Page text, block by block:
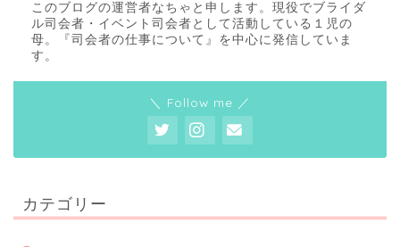
このブログの運営者なちゃと申します。現役でブライダ
ル司会者・イベント司会者として活動している１児の
母。『司会者の仕事について』を中心に発信していま
す。
＼ Follow me ／
カテゴリー